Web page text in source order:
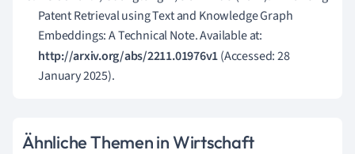
Patent Retrieval using Text and Knowledge Graph
Embeddings: A Technical Note. Available at:
http://arxiv.org/abs/2211.01976v1(Accessed: 28
January 2025).
Ähnliche Themen in Wirtschaft